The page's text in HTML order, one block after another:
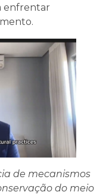
enfrentar
de mecanismos
do meio